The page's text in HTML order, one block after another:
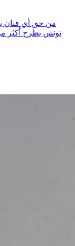
من حق أي فنان
تونس يطرح أكثر